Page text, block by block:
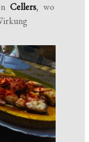
Cellers, wo